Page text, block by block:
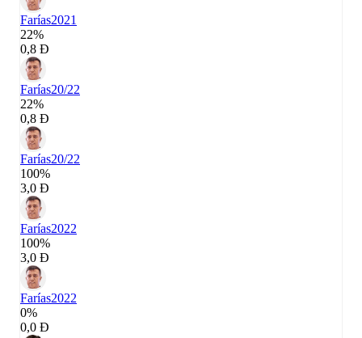
Farías2021
22%
0,8 Đ
Farías20/22
22%
0,8 Đ
Farías20/22
100%
3,0 Đ
Farías2022
100%
3,0 Đ
Farías2022
0%
0,0 Đ